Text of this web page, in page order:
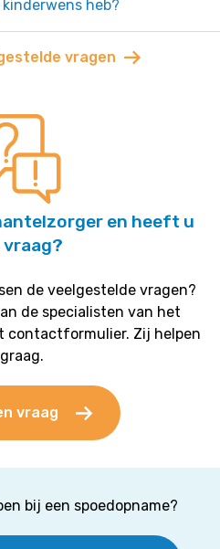
heb?
vragen
en heeft u
vraag?
de veelgestelde vragen?
de specialisten van het
contactformulier. Zij helpen
vraag
bij een spoedopname?